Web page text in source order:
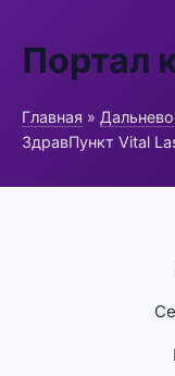
Портал
Главная »
ЗдравПункт Vital